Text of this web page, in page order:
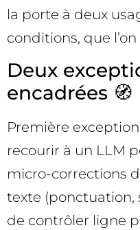
la porte à deux
conditions, que
Deux
encadrées 🧭
Première
recourir à un LLM
micro-corrections
texte (ponctuation,
de contrôler ligne